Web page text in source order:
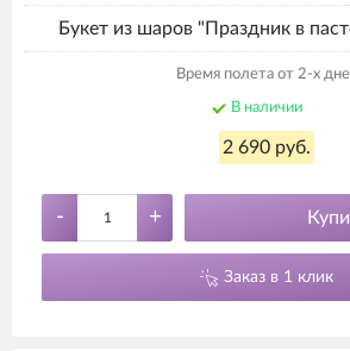
Букет из шаров "Праздник в
Время полета от 2-х
В наличии
2 690 руб.
- +
Заказ в 1 клик